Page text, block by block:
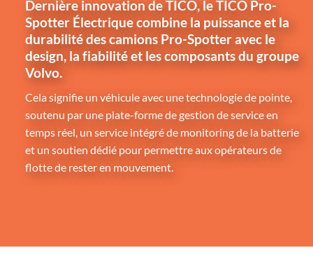
Dernière innovation de TICO, le TICO Pro-
Spotter Électrique combine la puissance et la
durabilité des camions Pro-Spotter avec le
design, la fiabilité et les composants du groupe
Volvo.
Cela signifie un véhicule avec une technologie de pointe,
soutenu par une plate-forme de gestion de service en
temps réel, un service intégré de monitoring de la batterie
et un soutien dédié pour permettre aux opérateurs de
flotte de rester en mouvement.